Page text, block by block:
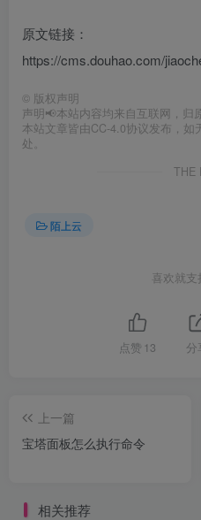
原文链接：
https://cms.douhao.com/
© 版权声明
声明📢本站内容均来自互联网，归
本站文章皆由CC-4.0协议发布，
处。
THE
陌上云
喜欢就
点赞 13 分
上一篇
宝塔面板怎么执行命令
相关推荐